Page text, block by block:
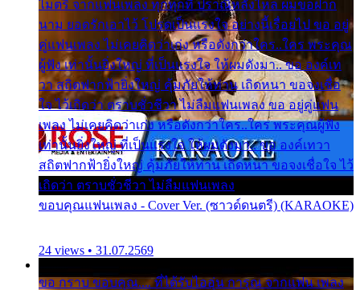
ไมตรี จากแฟนเพลง ทุกทุกที่ ปราณีหลั่งไหล ผมขอฝาก
นาม ยอดรักเอาไว้ โปรดเป็นแรงใจ อย่างนี้เรื่อยไป ขอ อยู่
คู่แฟนเพลง ไม่เคยคิดว่าเก่ง หรือดังกว่าใคร..ใคร พระคุณ
ผู้ฟัง เท่านั้นยิ่งใหญ่ ที่เป็นแรงใจ ให้ผมดังมา.. ขอ องค์เท
วา สถิตฟากฟ้ายิ่งใหญ่ คุ้มภัยให้ท่าน เถิดหนา ขอจงเชื่อ
ใจ ไว้เถิดว่า ตราบชั่วชีวา ไม่ลืมแฟนเพลง ขอ อยู่คู่แฟน
เพลง ไม่เคยคิดว่าเก่ง หรือดังกว่าใคร..ใคร พระคุณผู้ฟัง
เท่านั้นยิ่งใหญ่ ที่เป็นแรงใจ ให้ผมดังมา.. ขอ องค์เทวา
สถิตฟากฟ้ายิ่งใหญ่ คุ้มภัยให้ท่าน เถิดหนา ขอจงเชื่อใจ ไว้
เถิดว่า ตราบชั่วชีวา ไม่ลืมแฟนเพลง
ขอบคุณแฟนเพลง - Cover Ver. (ซาวด์ดนตรี) (KARAOKE)
24 views • 31.07.2569
ขอ กราบ ขอบคุณ.... ที่ได้รับไออุ่น การุณ จากแฟน เพลง